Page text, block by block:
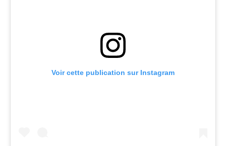
Voir cette publication sur Instagram